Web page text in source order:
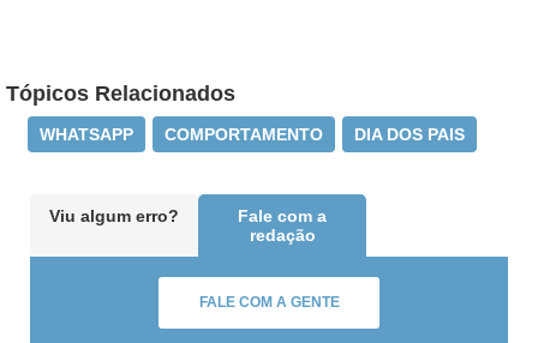
Tópicos Relacionados
WHATSAPP COMPORTAMENTO DIA DOS PAIS
Viu algum erro?
Fale com a
redação
FALE COM A GENTE